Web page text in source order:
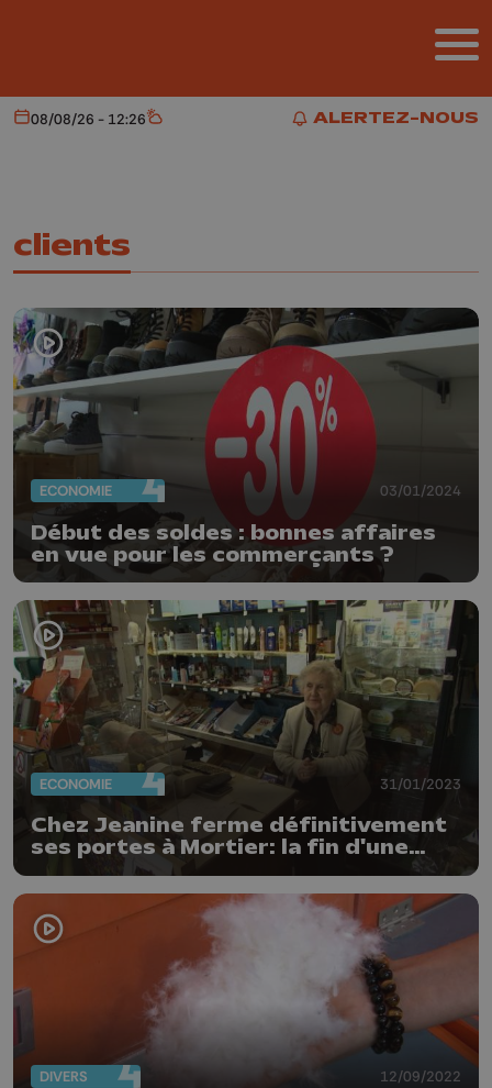
ALERTEZ-NOUS
ALERTEZ-NOUS
Aujourd'hui
08/08/26 - 12:26 Météo
clients
ECONOMIE 03/01/2024
Début des soldes : bonnes affaires
en vue pour les commerçants ?
ECONOMIE 31/01/2023
Chez Jeanine ferme définitivement
ses portes à Mortier: la fin d'une
DIVERS 12/09/2022